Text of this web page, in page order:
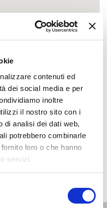
contenuti ed
dei social media e per
inoltre
il nostro sito con i
di analisi dei dati web,
potrebbero combinarle
loro o che hanno
servizi.